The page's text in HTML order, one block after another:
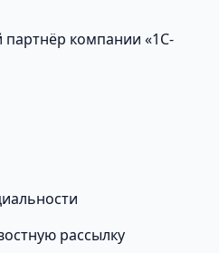
компании «1С-
рассылку